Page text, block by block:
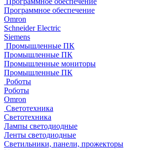
Программное обеспечение
Omron
Schneider Electric
Siemens
Промышленные ПК
Промышленные ПК
Промышленные мониторы
Промышленные ПК
Роботы
Роботы
Omron
Светотехника
Светотехника
Лампы светодиодные
Ленты светодиодные
Светильники, панели, прожекторы